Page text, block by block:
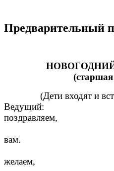
Предварительный
(Дети входят и
Ведущий: С
поздравляем,
Пусть
вам.
желаем,